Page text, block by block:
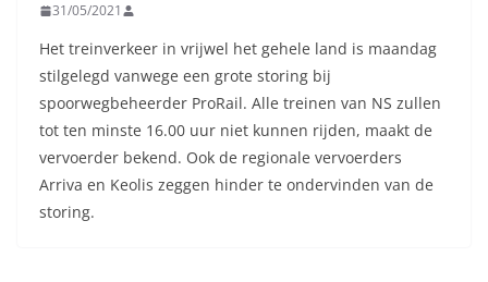
31/05/2021
Het treinverkeer in vrijwel het gehele land is maandag
stilgelegd vanwege een grote storing bij
spoorwegbeheerder ProRail. Alle treinen van NS zullen
tot ten minste 16.00 uur niet kunnen rijden, maakt de
vervoerder bekend. Ook de regionale vervoerders
Arriva en Keolis zeggen hinder te ondervinden van de
storing.